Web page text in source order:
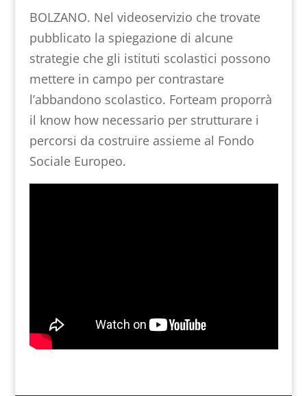
BOLZANO. Nel videoservizio che trovate
pubblicato la spiegazione di alcune
strategie che gli istituti scolastici possono
mettere in campo per contrastare
l’abbandono scolastico. Forteam proporrà
il know how necessario per strutturare i
percorsi da costruire assieme al Fondo
Sociale Europeo.